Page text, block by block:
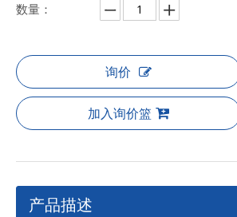
数量：
询价
加入询价篮
产品描述